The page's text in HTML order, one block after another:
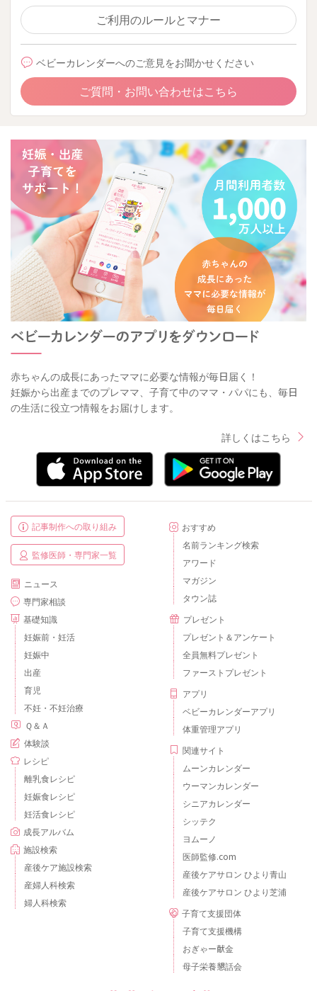
ご利用のルールとマナー
ベビーカレンダーへのご意見をお聞かせください
ご質問・お問い合わせはこちら
赤ちゃんの成長にあったママに必要な情報が毎日届く！
妊娠から出産までのプレママ、子育て中のママ・パパにも、毎日
の生活に役立つ情報をお届けします。
詳しくはこちら
記事制作への取り組み
監修医師・専門家一覧
ニュース
専門家相談
基礎知識
妊娠前・妊活
妊娠中
出産
育児
不妊・不妊治療
Ｑ＆Ａ
体験談
レシピ
離乳食レシピ
妊娠食レシピ
妊活食レシピ
成長アルバム
施設検索
産後ケア施設検索
産婦人科検索
婦人科検索
おすすめ
名前ランキング検索
アワード
マガジン
タウン誌
プレゼント
プレゼント＆アンケート
全員無料プレゼント
ファーストプレゼント
アプリ
ベビーカレンダーアプリ
体重管理アプリ
関連サイト
ムーンカレンダー
ウーマンカレンダー
シニアカレンダー
シッテク
ヨムーノ
医師監修.com
産後ケアサロン ひより青山
産後ケアサロン ひより芝浦
子育て支援団体
子育て支援機構
おぎゃー献金
母子栄養懇話会